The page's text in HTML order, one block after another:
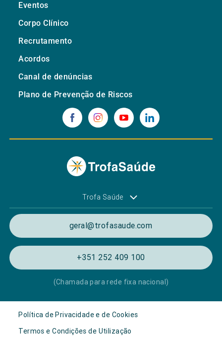
Eventos
Corpo Clínico
Recrutamento
Acordos
Canal de denúncias
Plano de Prevenção de Riscos
Trofa Saúde
geral@trofasaude.com
+351 252 409 100
(Chamada para rede fixa nacional)
Política de Privacidade e de Cookies
Termos e Condições de Utilização